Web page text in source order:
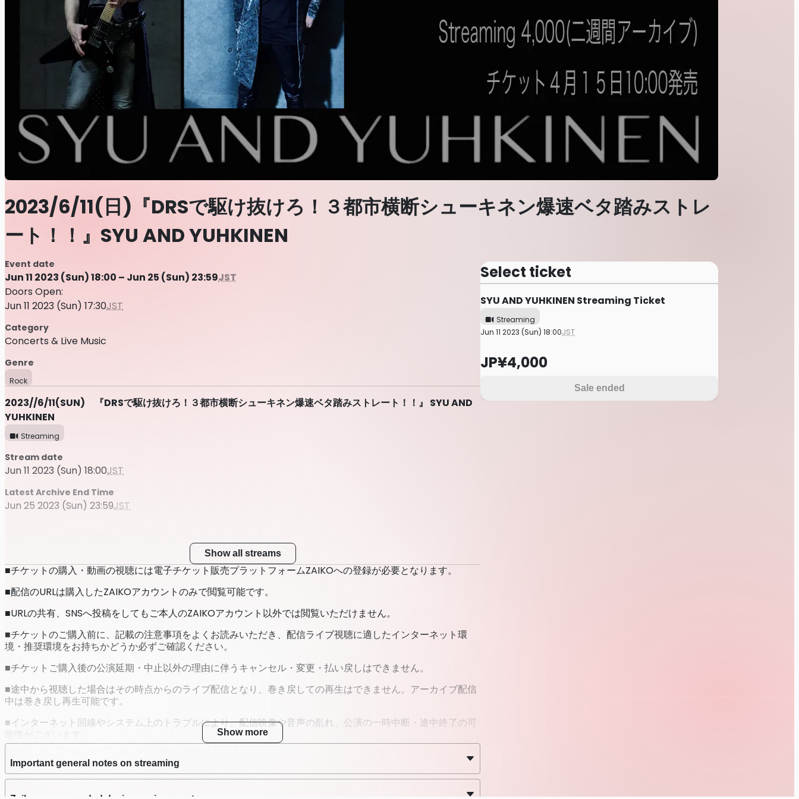
2023/6/11(日)『DRSで駆け抜けろ！３都市横断シューキネン爆速ベタ踏みストレ
ート！！』SYU AND YUHKINEN
Event date
Jun 11 2023 (Sun) 18:00 – Jun 25 (Sun) 23:59JST
Doors Open:
Jun 11 2023 (Sun) 17:30JST
Category
Concerts & Live Music
Genre
Rock
2023//6/11(SUN) 『DRSで駆け抜けろ！３都市横断シューキネン爆速ベタ踏みストレート！！』 SYU AND
YUHKINEN
Streaming
Stream date
Jun 11 2023 (Sun) 18:00JST
Latest Archive End Time
Jun 25 2023 (Sun) 23:59JST
Show all streams
■チケットの購入・動画の視聴には電子チケット販売プラットフォームZAIKOへの登録が必要となります。
■配信のURLは購入したZAIKOアカウントのみで閲覧可能です。
■URLの共有、SNSへ投稿をしてもご本人のZAIKOアカウント以外では閲覧いただけません。
■チケットのご購入前に、記載の注意事項をよくお読みいただき、配信ライブ視聴に適したインターネット環
境・推奨環境をお持ちかどうか必ずご確認ください。
■チケットご購入後の公演延期・中止以外の理由に伴うキャンセル・変更・払い戻しはできません。
■途中から視聴した場合はその時点からのライブ配信となり、巻き戻しての再生はできません。アーカイブ配信
中は巻き戻し再生可能です。
■インターネット回線やシステム上のトラブルにより、配信映像や音声の乱れ、公演の一時中断・途中終了の可
■お客様のインターネット環境、視聴環境に伴う不具合に関しては、主催者は責任を負いかねます。
■閲覧に関わるインターネット通信費用はお客様のご負担となります。
Show more
Important general notes on streaming
Select ticket
SYU AND YUHKINEN Streaming Ticket
Streaming
Jun 11 2023 (Sun) 18:00JST
JP¥4,000
Sale ended